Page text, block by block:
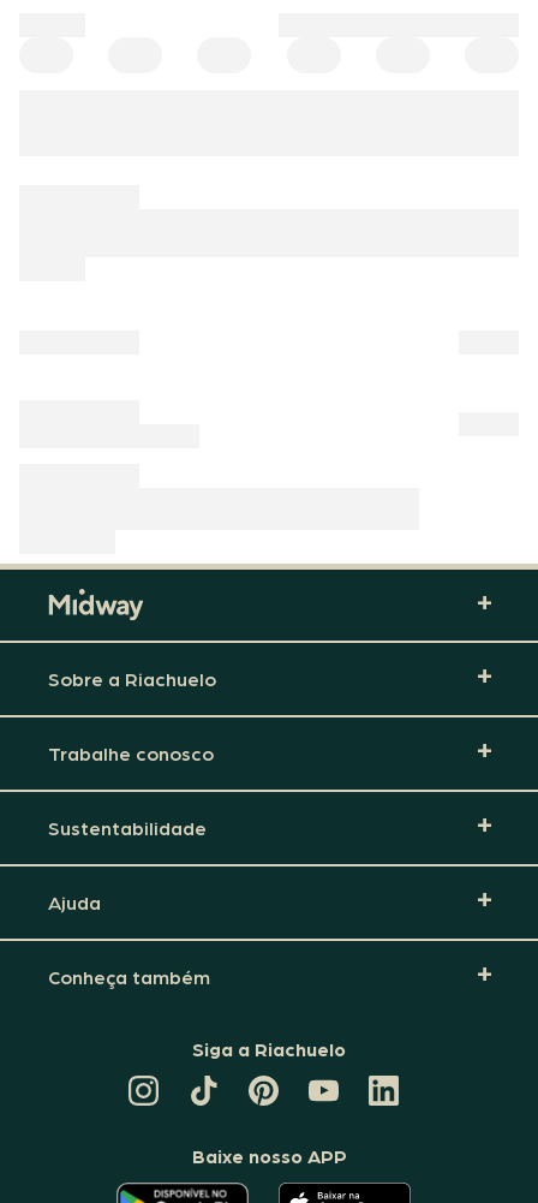
Sobre a Riachuelo
Trabalhe conosco
Sustentabilidade
Ajuda
Conheça também
Siga a Riachuelo
TIKTOK
DA
PINTEREST
DA
CANAL
DA
RIACHUELO
LINKEDIN
DA
Baixe nosso APP
O O